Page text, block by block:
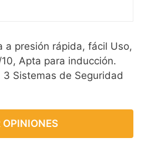
a presión rápida, fácil Uso,
Apta para inducción.
Sistemas de Seguridad
OPINIONES